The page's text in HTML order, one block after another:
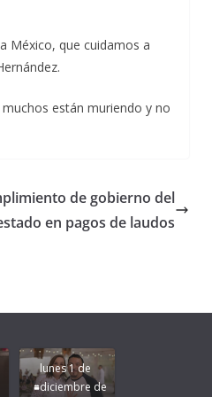
México, que cuidamos a
están muriendo y no
de gobierno del
en pagos de laudos
lunes 1 de
diciembre de
Pongamos
de moda;
San
Andrés